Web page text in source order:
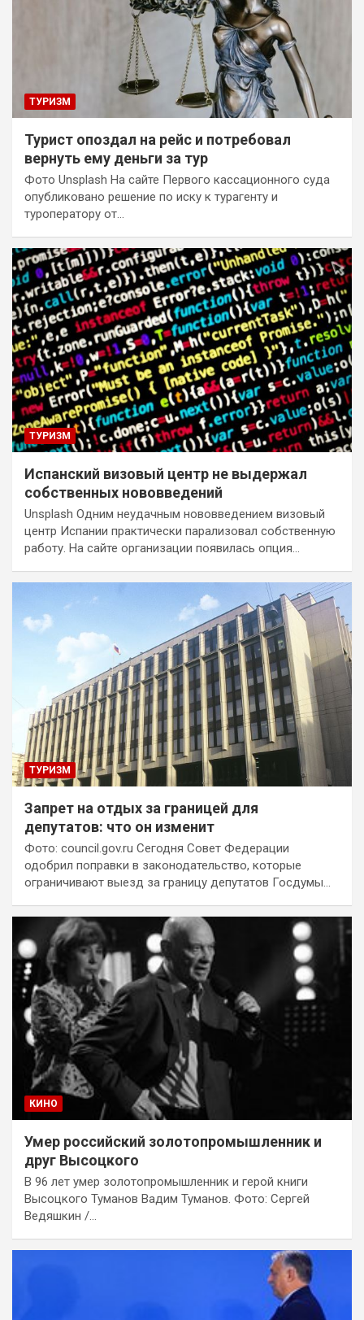
ТУРИЗМ
Турист опоздал на рейс и потребовал
вернуть ему деньги за тур
Фото Unsplash На сайте Первого кассационного суда
опубликовано решение по иску к турагенту и
туроператору от…
ТУРИЗМ
Испанский визовый центр не выдержал
собственных нововведений
Unsplash Одним неудачным нововведением визовый
центр Испании практически парализовал собственную
работу. На сайте организации появилась опция…
ТУРИЗМ
Запрет на отдых за границей для
депутатов: что он изменит
Фото: council.gov.ru Сегодня Совет Федерации
одобрил поправки в законодательство, которые
ограничивают выезд за границу депутатов Госдумы…
КИНО
Умер российский золотопромышленник и
друг Высоцкого
В 96 лет умер золотопромышленник и герой книги
Высоцкого Туманов Вадим Туманов. Фото: Сергей
Ведяшкин /…